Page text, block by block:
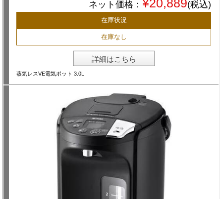
ネット価格： ¥20,889(税込)
在庫状況
在庫なし
詳細はこちら
蒸気レスVE電気ポット 3.0L